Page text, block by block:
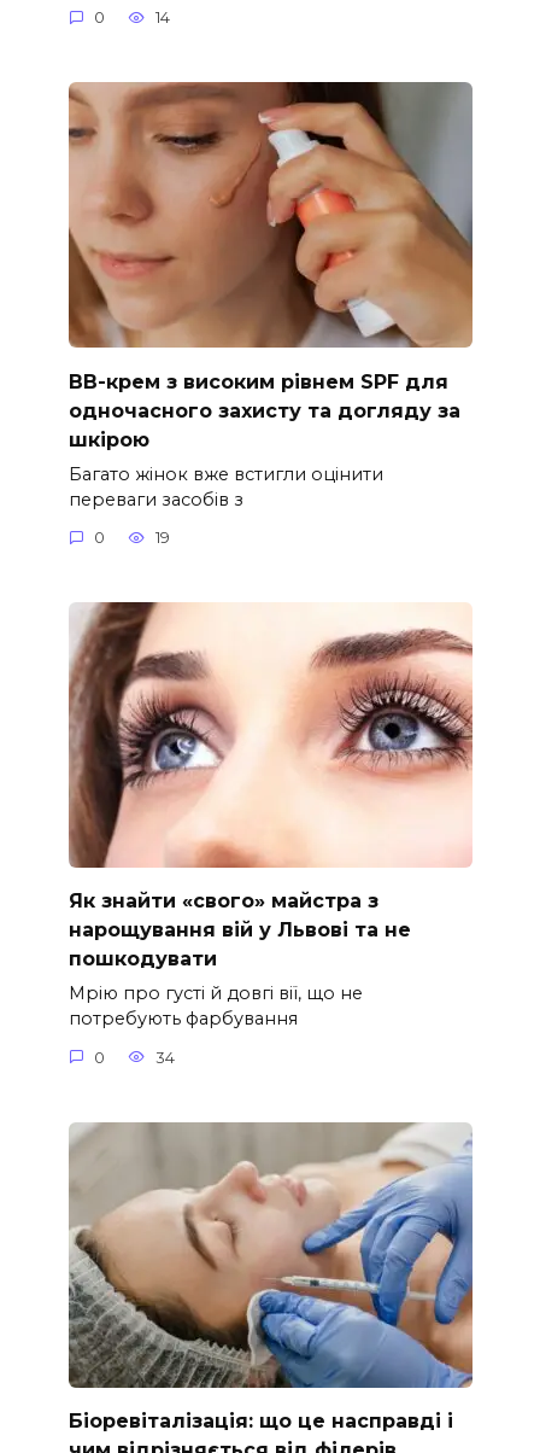
0 14
ВВ-крем з високим рівнем SPF для
одночасного захисту та догляду за
шкірою
Багато жінок вже встигли оцінити
переваги засобів з
0 19
Як знайти «свого» майстра з
нарощування вій у Львові та не
пошкодувати
Мрію про густі й довгі вії, що не
потребують фарбування
0 34
Біоревіталізація: що це насправді і